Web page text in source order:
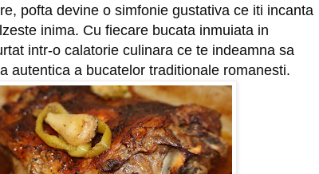
pofta devine o simfonie gustativa ce iti incanta
inima. Cu fiecare bucata inmuiata in
intr-o calatorie culinara ce te indeamna sa
autentica a bucatelor traditionale romanesti.